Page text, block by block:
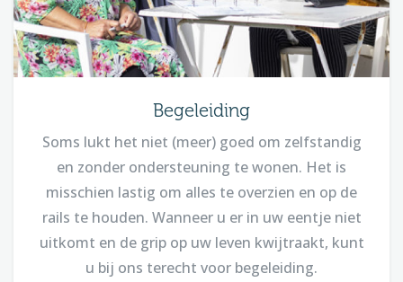
Begeleiding
Soms lukt het niet (meer) goed om zelfstandig
en zonder ondersteuning te wonen. Het is
misschien lastig om alles te overzien en op de
rails te houden. Wanneer u er in uw eentje niet
uitkomt en de grip op uw leven kwijtraakt, kunt
u bij ons terecht voor begeleiding.